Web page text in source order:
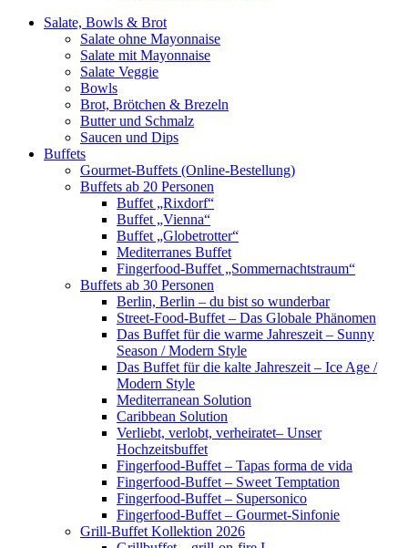
Salate, Bowls & Brot
Salate ohne Mayonnaise
Salate mit Mayonnaise
Salate Veggie
Bowls
Brot, Brötchen & Brezeln
Butter und Schmalz
Saucen und Dips
Buffets
Gourmet-Buffets (Online-Bestellung)
Buffets ab 20 Personen
Buffet „Rixdorf“
Buffet „Vienna“
Buffet „Globetrotter“
Mediterranes Buffet
Fingerfood-Buffet „Sommernachtstraum“
Buffets ab 30 Personen
Berlin, Berlin – du bist so wunderbar
Street-Food-Buffet – Das Globale Phänomen
Das Buffet für die warme Jahreszeit – Sunny
Season / Modern Style
Das Buffet für die kalte Jahreszeit – Ice Age /
Modern Style
Mediterranean Solution
Caribbean Solution
Verliebt, verlobt, verheiratet– Unser
Hochzeitsbuffet
Fingerfood-Buffet – Tapas forma de vida
Fingerfood-Buffet – Sweet Temptation
Fingerfood-Buffet – Supersonico
Fingerfood-Buffet – Gourmet-Sinfonie
Grill-Buffet Kollektion 2026